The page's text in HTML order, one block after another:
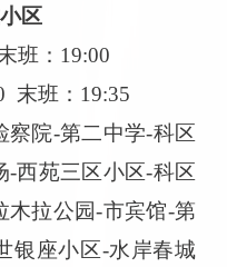
区
班：19:00
末班：19:35
察院-第二中学-科区
-西苑三区小区-科区
木拉公园-市宾馆-第
银座小区-水岸春城